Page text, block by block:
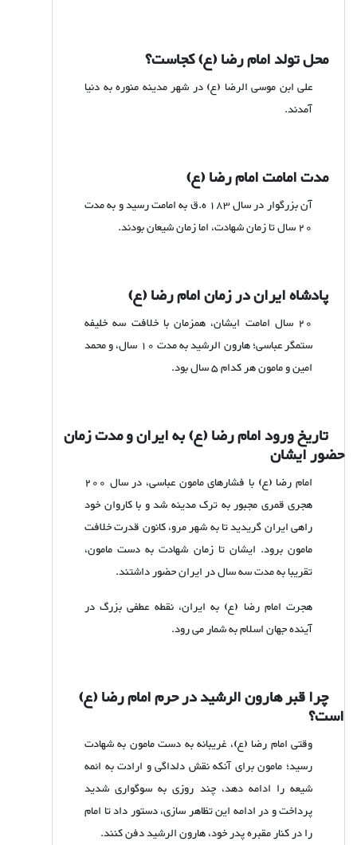
محل تولد امام رضا (ع) کجاست؟
علی ابن موسی الرضا (ع) در شهر مدینه منوره به دنیا
آمدند.
مدت امامت امام رضا (ع)
آن بزرگوار در سال 183 ه.ق به امامت رسید و به مدت
20 سال تا زمان شهادت، اما زمان شیعان بودند.
پادشاه ایران در زمان امام رضا (ع)
20 سال امامت ایشان، همزمان با خلافت سه خلیفه
ستمگر عباسی؛ هارون الرشید به مدت 10 سال، و محمد
امین و مامون هر کدام 5 سال بود.
تاریخ ورود امام رضا (ع) به ایران و مدت زمان
حضور ایشان
امام رضا (ع) با فشارهای مامون عباسی، در سال 200
هجری قمری مجبور به ترک مدینه شد و با کاروان خود
راهی ایران گریدید تا به شهر مرو، کانون قدرت خلافت
مامون برود. ایشان تا زمان شهادت به دست مامون،
تقریبا به مدت سه سال در ایران حضور داشتند.
هجرت امام رضا (ع) به ایران، نقطه عطفی بزرگ در
آینده جهان اسلام به شمار می رود.
چرا قبر هارون الرشید در حرم امام رضا (ع)
است؟
وقتی امام رضا (ع)، غریبانه به دست مامون به شهادت
رسید؛ مامون برای آنکه نقش دلداگی و ارادت به ائمه
شیعه را ادامه دهد، چند روزی به سوگواری شدید
پرداخت و در ادامه این تظاهر سازی، دستور داد تا امام
را در کنار مقبره پدر خود، هارون الرشید دفن کنند.